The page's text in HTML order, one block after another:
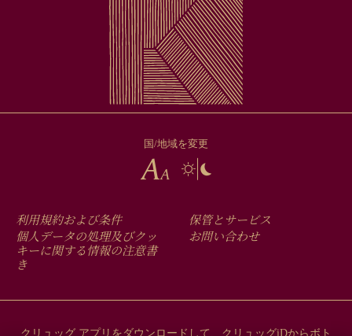
国/地域を変更
FOOTER
MENU
利用規約および条件
個人データの処理及びクッ
キーに関する情報の注意書
き
保管とサービス
お問い合わせ
クリュッグ アプリをダウンロードして、クリュッグiDからボト